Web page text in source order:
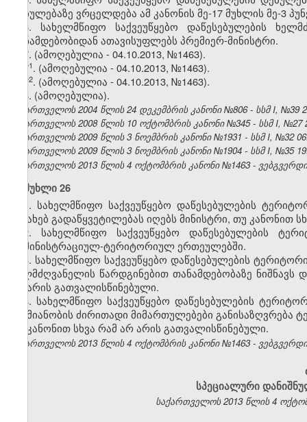
დებულებაზე ვრცელდება ამ კანონის მე-17 მუხლის მე-3
6. სახელმწიფო საქვეუწყებო დაწესებულების
თანამდებობიდან ათავისუფლებს პრემიერ-მინისტრი.
7. (ამოღებულია - 04.10.2013, №1463).
7​1. (ამოღებულია - 04.10.2013, №1463).
7​2. (ამოღებულია - 04.10.2013, №1463).
8. (ამოღებულია).
საქართველოს 2004 წლის 24 დეკემბრის კანონი №806 - სსმ I, №39
საქართველოს 2008 წლის 10 ოქტომბრის კანონი №345 - სსმ I, №27
საქართველოს 2009 წლის 3 ნოემბრის კანონი №1931 - სსმ I, №32
საქართველოს 2009 წლის 3 ნოემბრის კანონი №1904 - სსმ I, №35
საქართველოს 2013 წლის 4 ოქტომბრის კანონი №1463 -
მუხლი 26
1. სახელმწიფო საქვეუწყებო დაწესებულების
შესახებ გადაწყვეტილებას იღებს მინისტრი, თუ კანონით
2. სახელმწიფო საქვეუწყებო დაწესებულების
ადმინისტრაციულ-ტერიტორიულ ერთეულებში.
3. სახელმწიფო საქვეუწყებო დაწესებულების
ხელმძღვანელის წარდგინებით თანამდებობაზე
არ არის გათვალისწინებული.
4. სახელმწიფო საქვეუწყებო დაწესებულების
საქმიანობის ძირითადი მიმართულებები
თუ კანონით სხვა რამ არ არის გათვალისწინებული.
საქართველოს 2013 წლის 4 ოქტომბრის კანონი №1463 -
სპეციალური
საქართველოს 2013 წლის 4